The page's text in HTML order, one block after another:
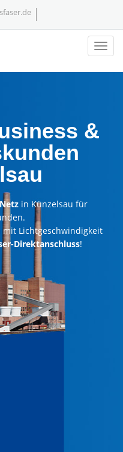
&
in Künzelsau für
Lichtgeschwindigkeit
Direktanschluss!